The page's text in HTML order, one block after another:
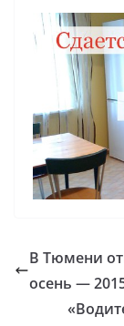
В Тюмени
осень —